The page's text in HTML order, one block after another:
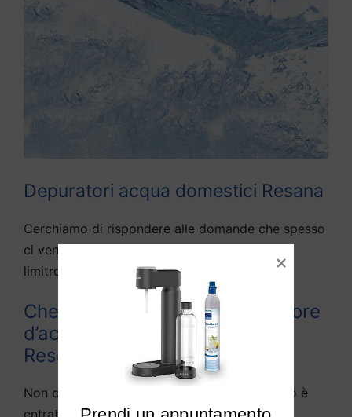
Depuratori acqua domestici Resana
Cerchiamo di rispondere alle domande che spesso
ci vengono fatte da diversi utenti di Resana e
limitrofi:
Che differenza c’è tra depuratore
d’acqua e purificato d’acqua a
Resana?
Non c’è in pratica alcuna differenza, in quanto è
entrata nella lingua parlata la definizione di